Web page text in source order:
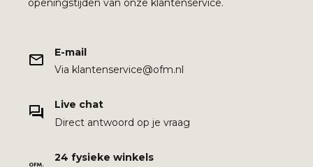
openingstijden van onze klantenservice.
E-mail
Via klantenservice@ofm.nl
Live chat
Direct antwoord op je vraag
24 fysieke winkels